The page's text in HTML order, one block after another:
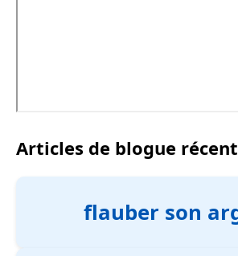
Articles de blogue
flauber son